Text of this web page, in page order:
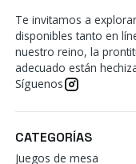
Te invitamos a
disponibles tanto en
nuestro reino, la
adecuado están
Síguenos
CATEGORÍAS
Juegos de mesa